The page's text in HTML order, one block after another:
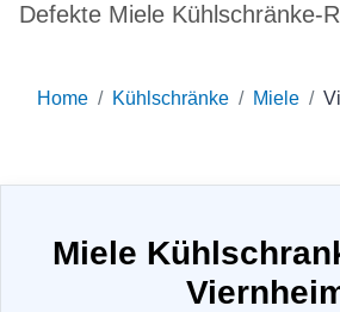
Defekte Miele Kühlschränke-
Home Kühlschränke Miele
Miele